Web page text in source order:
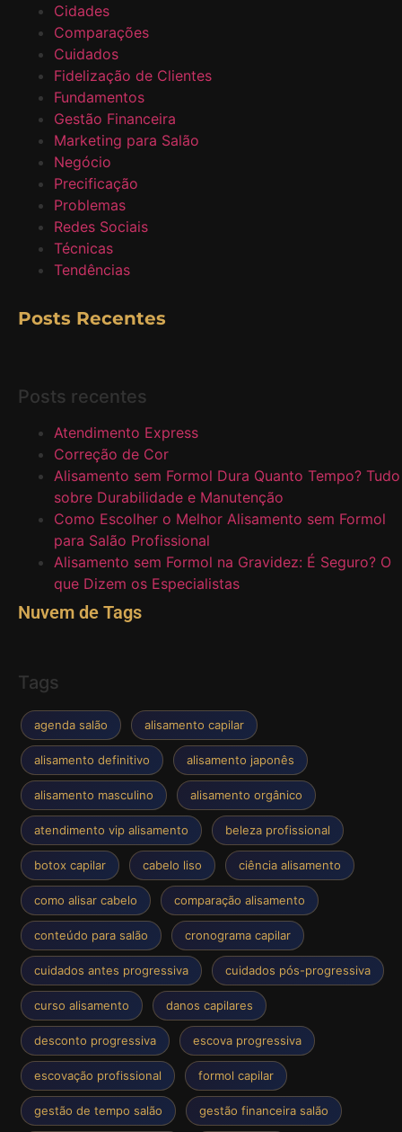
Cidades
Comparações
Cuidados
Fidelização de Clientes
Fundamentos
Gestão Financeira
Marketing para Salão
Negócio
Precificação
Problemas
Redes Sociais
Técnicas
Tendências
Posts Recentes
Posts recentes
Atendimento Express
Correção de Cor
Alisamento sem Formol Dura Quanto Tempo? Tudo
sobre Durabilidade e Manutenção
Como Escolher o Melhor Alisamento sem Formol
para Salão Profissional
Alisamento sem Formol na Gravidez: É Seguro? O
que Dizem os Especialistas
Nuvem de Tags
Tags
agenda salão alisamento capilar
alisamento definitivo alisamento japonês
alisamento masculino alisamento orgânico
atendimento vip alisamento beleza profissional
botox capilar cabelo liso ciência alisamento
como alisar cabelo comparação alisamento
conteúdo para salão cronograma capilar
cuidados antes progressiva cuidados pós-progressiva
curso alisamento danos capilares
desconto progressiva escova progressiva
escovação profissional formol capilar
gestão de tempo salão gestão financeira salão